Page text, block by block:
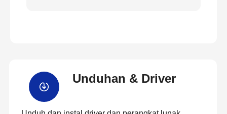
Unduhan & Driver